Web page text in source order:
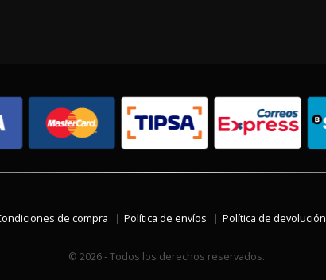
de compra Política de envíos Política de devolución
© 2026 - Todos los derechos reservados.